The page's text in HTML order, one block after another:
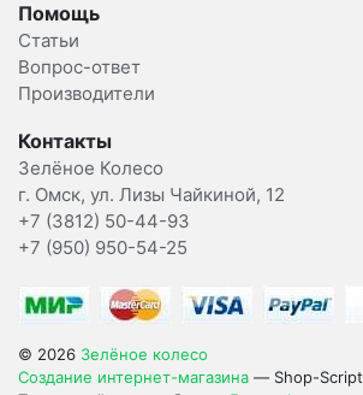
Помощь
Статьи
Вопрос-ответ
Производители
Контакты
Зелёное Колесо
г. Омск, ул. Лизы Чайкиной, 12
+7 (3812) 50-44-93
+7 (950) 950-54-25
© 2026 Зелёное колесо
Создание интернет-магазина — Shop-Script